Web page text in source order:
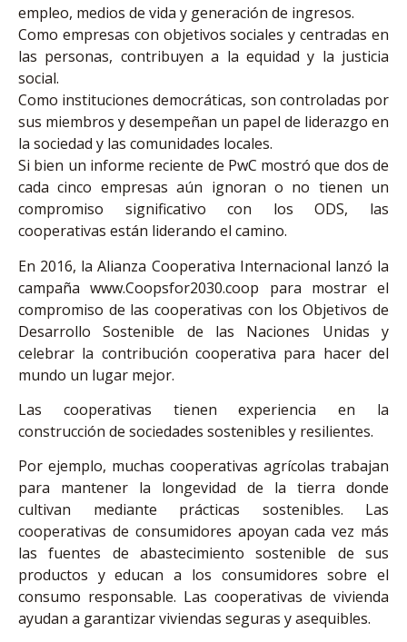
empleo, medios de vida y generación de ingresos.
Como empresas con objetivos sociales y centradas en
las personas, contribuyen a la equidad y la justicia
social.
Como instituciones democráticas, son controladas por
sus miembros y desempeñan un papel de liderazgo en
la sociedad y las comunidades locales.
Si bien un informe reciente de PwC mostró que dos de
cada cinco empresas aún ignoran o no tienen un
compromiso significativo con los ODS, las
cooperativas están liderando el camino.
En 2016, la Alianza Cooperativa Internacional lanzó la
campaña www.Coopsfor2030.coop para mostrar el
compromiso de las cooperativas con los Objetivos de
Desarrollo Sostenible de las Naciones Unidas y
celebrar la contribución cooperativa para hacer del
mundo un lugar mejor.
Las cooperativas tienen experiencia en la
construcción de sociedades sostenibles y resilientes.
Por ejemplo, muchas cooperativas agrícolas trabajan
para mantener la longevidad de la tierra donde
cultivan mediante prácticas sostenibles. Las
cooperativas de consumidores apoyan cada vez más
las fuentes de abastecimiento sostenible de sus
productos y educan a los consumidores sobre el
consumo responsable. Las cooperativas de vivienda
ayudan a garantizar viviendas seguras y asequibles.